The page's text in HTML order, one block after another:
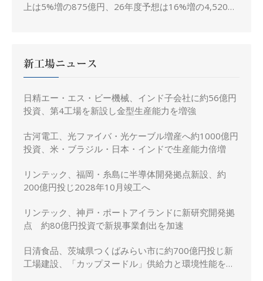
上は5%増の875億円、26年度予想は16%増の4,520億
新工場ニュース
日精エー・エス・ビー機械、インド子会社に約56億円
投資、第4工場を新設し金型生産能力を増強
古河電工、光ファイバ・光ケーブル増産へ約1000億円
投資、米・ブラジル・日本・インドで生産能力倍増
リンテック、福岡・糸島に半導体開発拠点新設、約
200億円投じ2028年10月竣工へ
リンテック、神戸・ポートアイランドに新研究開発拠
点 約80億円投資で新規事業創出を加速
日清食品、茨城県つくばみらい市に約700億円投じ新
工場建設、「カップヌードル」供給力と環境性能を強